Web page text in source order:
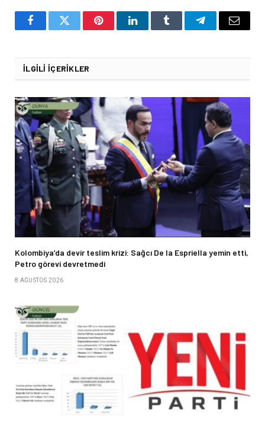
FacebookTwitter PinterestLinkedInTumblr TelegramEmail
İLGILI İÇERIKLER
Kolombiya’da devir teslim krizi: Sağcı De la Espriella yemin etti,
Petro görevi devretmedi
8 AĞUSTOS 2026